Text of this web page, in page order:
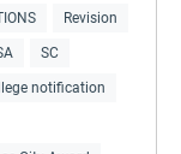
Revision
SC
notification